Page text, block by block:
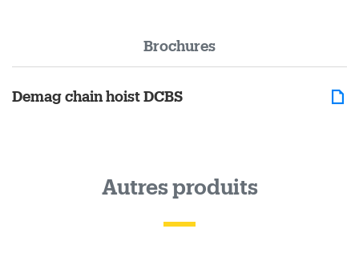
Brochures
Demag chain hoist DCBS
Autres produits